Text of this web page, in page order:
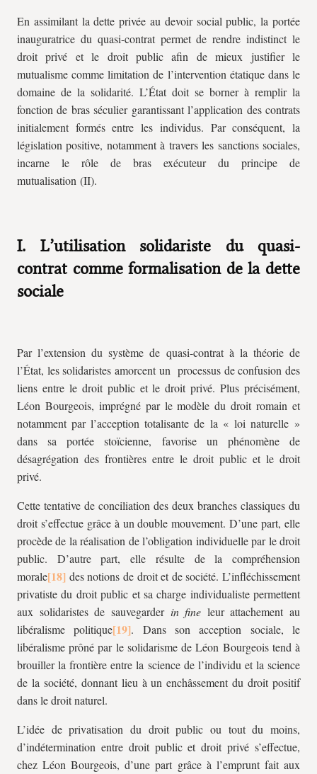
En assimilant la dette privée au devoir social public, la portée
inauguratrice du quasi-contrat permet de rendre indistinct le
droit privé et le droit public afin de mieux justifier le
mutualisme comme limitation de l’intervention étatique dans le
domaine de la solidarité. L’État doit se borner à remplir la
fonction de bras séculier garantissant l’application des contrats
initialement formés entre les individus. Par conséquent, la
législation positive, notamment à travers les sanctions sociales,
incarne le rôle de bras exécuteur du principe de
mutualisation (II).
I. L’utilisation solidariste du quasi-
contrat comme formalisation de la dette
sociale
Par l’extension du système de quasi-contrat à la théorie de
l’État, les solidaristes amorcent un processus de confusion des
liens entre le droit public et le droit privé. Plus précisément,
Léon Bourgeois, imprégné par le modèle du droit romain et
notamment par l’acception totalisante de la « loi naturelle »
dans sa portée stoïcienne, favorise un phénomène de
désagrégation des frontières entre le droit public et le droit
privé.
Cette tentative de conciliation des deux branches classiques du
droit s’effectue grâce à un double mouvement. D’une part, elle
procède de la réalisation de l’obligation individuelle par le droit
public. D’autre part, elle résulte de la compréhension
morale
des notions de droit et de société. L’infléchissement
privatiste du droit public et sa charge individualiste permettent
aux solidaristes de sauvegarder in fine leur attachement au
libéralisme politique
. Dans son acception sociale, le
libéralisme prôné par le solidarisme de Léon Bourgeois tend à
brouiller la frontière entre la science de l’individu et la science
de la société, donnant lieu à un enchâssement du droit positif
dans le droit naturel.
L’idée de privatisation du droit public ou tout du moins,
d’indétermination entre droit public et droit privé s’effectue,
chez Léon Bourgeois, d’une part grâce à l’emprunt fait aux